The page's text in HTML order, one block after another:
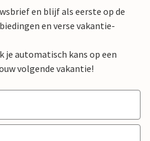
en blijf als eerste op de
en verse vakantie-
je automatisch kans op een
volgende vakantie!